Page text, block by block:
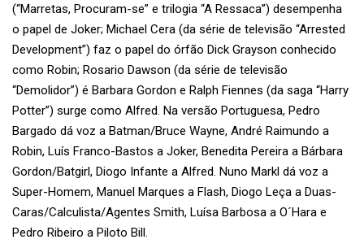
(“Marretas, Procuram-se” e trilogia “A Ressaca”) desempenha
o papel de Joker; Michael Cera (da série de televisão “Arrested
Development”) faz o papel do órfão Dick Grayson conhecido
como Robin; Rosario Dawson (da série de televisão
“Demolidor”) é Barbara Gordon e Ralph Fiennes (da saga “Harry
Potter”) surge como Alfred. Na versão Portuguesa, Pedro
Bargado dá voz a Batman/Bruce Wayne, André Raimundo a
Robin, Luís Franco-Bastos a Joker, Benedita Pereira a Bárbara
Gordon/Batgirl, Diogo Infante a Alfred. Nuno Markl dá voz a
Super-Homem, Manuel Marques a Flash, Diogo Leça a Duas-
Caras/Calculista/Agentes Smith, Luísa Barbosa a O´Hara e
Pedro Ribeiro a Piloto Bill.